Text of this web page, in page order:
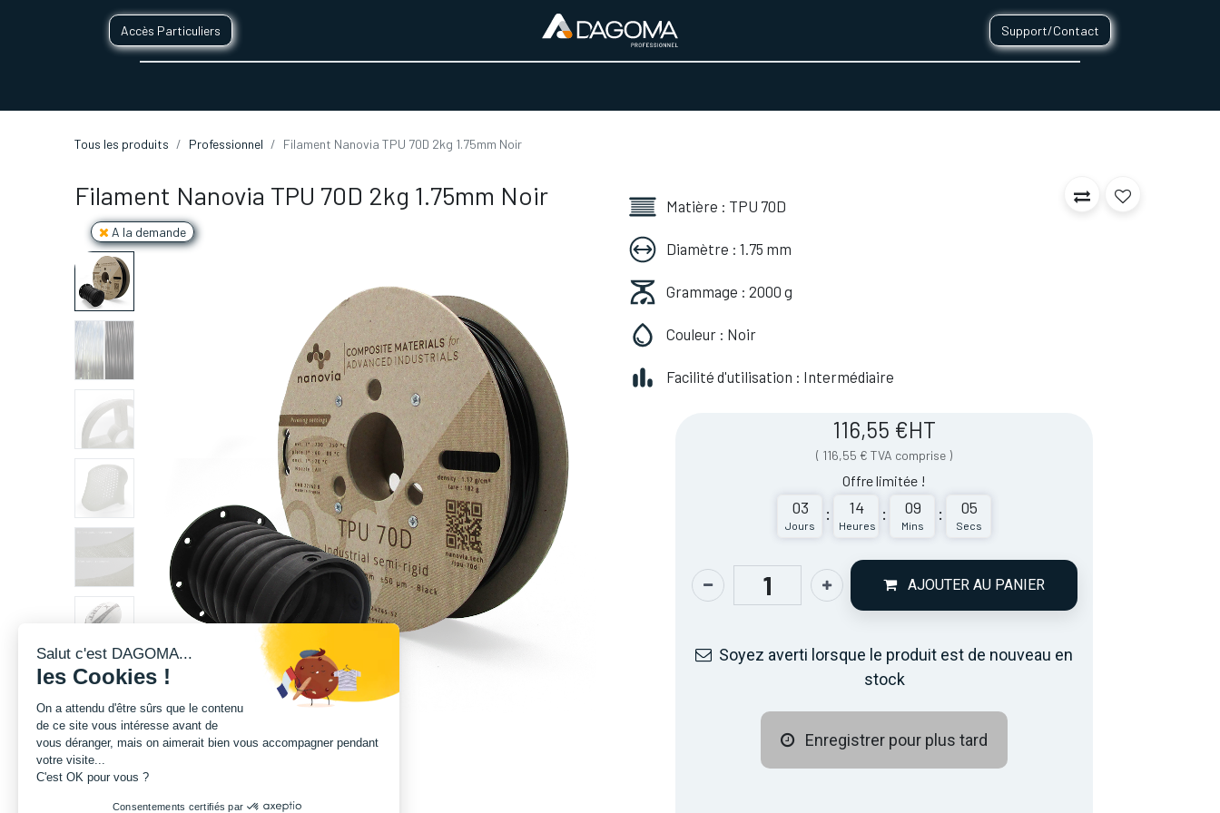
Accès Particuliers Support/Contact
Tous les produits Professionnel Filament Nanovia TPU 70D 2kg 1.75mm Noir
Filament Nanovia TPU 70D 2kg 1.75mm Noir
A la demande
Matière : TPU 70D
Diamètre : 1.75 mm
Grammage : 2000 g
Couleur : Noir
Facilité d'utilisation : Intermédiaire
116,55 €HT
( 116,55 € TVA comprise )
Offre limitée !
03
Jours
: 14
Heures
: 09
Mins
: 05
Secs
AJOUTER AU PANIER
Soyez averti lorsque le produit est de nouveau en
stock
Enregistrer pour plus tard
Salut c'est DAGOMA...
les Cookies !
On a attendu d'être sûrs que le contenu
de ce site vous intéresse avant de
vous déranger, mais on aimerait bien vous accompagner pendant
votre visite...
C'est OK pour vous ?
Consentements certifiés par